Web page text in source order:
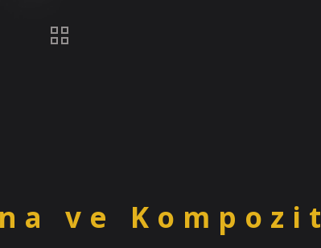
ve Kompozit